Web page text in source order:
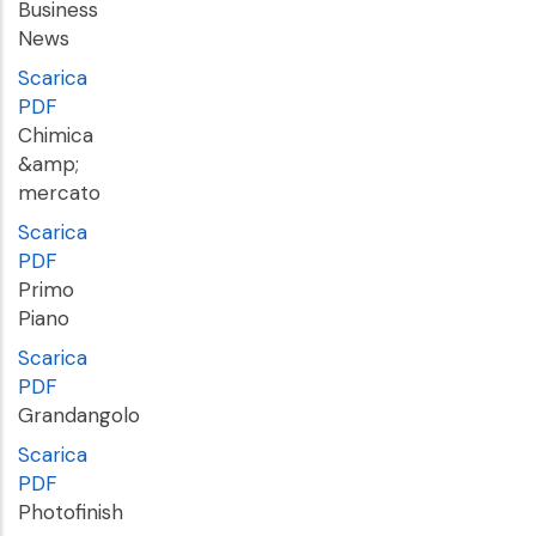
Business
News
Scarica
PDF
Chimica
&amp;
mercato
Scarica
PDF
Primo
Piano
Scarica
PDF
Grandangolo
Scarica
PDF
Photofinish